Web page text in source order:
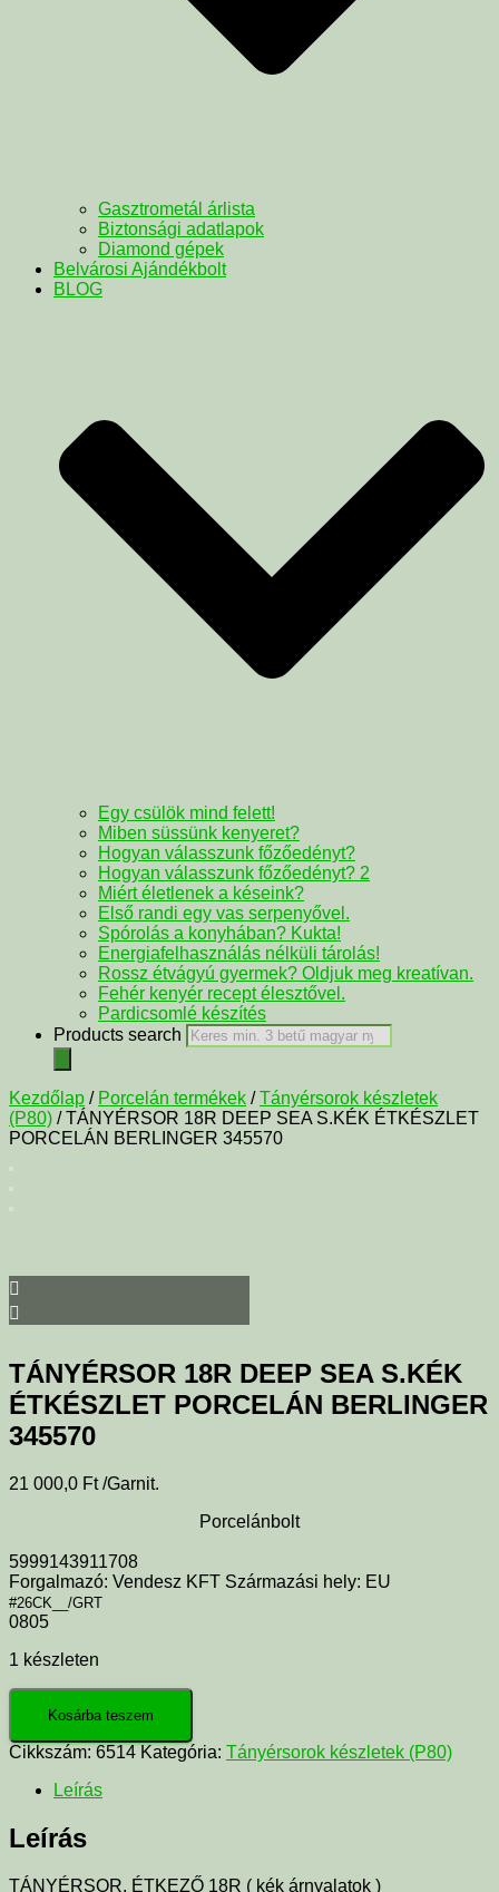
Gasztrometál árlista
Biztonsági adatlapok
Diamond gépek
Belvárosi Ajándékbolt
BLOG
Egy csülök mind felett!
Miben süssünk kenyeret?
Hogyan válasszunk főzőedényt?
Hogyan válasszunk főzőedényt? 2
Miért életlenek a késeink?
Első randi egy vas serpenyővel.
Spórolás a konyhában? Kukta!
Energiafelhasználás nélküli tárolás!
Rossz étvágyú gyermek? Oldjuk meg kreatívan.
Fehér kenyér recept élesztővel.
Pardicsomlé készítés
Products search
Kezdőlap / Porcelán termékek /Tányérsorok készletek
(P80) / TÁNYÉRSOR 18R DEEP SEA S.KÉK ÉTKÉSZLET
PORCELÁN BERLINGER 345570
TÁNYÉRSOR 18R DEEP SEA S.KÉK
ÉTKÉSZLET PORCELÁN BERLINGER
345570
21 000,0 Ft /Garnit.
Porcelánbolt
5999143911708
Forgalmazó: Vendesz KFT Származási hely: EU
#26CK__/GRT
0805
1 készleten
Kosárba teszem
Cikkszám: 6514 Kategória: Tányérsorok készletek (P80)
Leírás
Leírás
TÁNYÉRSOR, ÉTKEZŐ 18R ( kék árnyalatok )